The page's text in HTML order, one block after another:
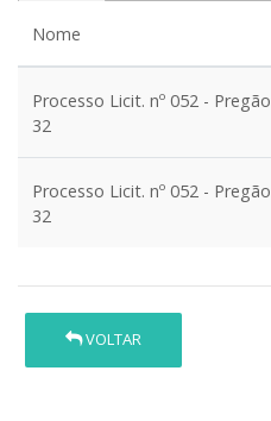
Nome
Processo Licit. nº 052 - Pregão
32
Processo Licit. nº 052 - Pregão
32
VOLTAR